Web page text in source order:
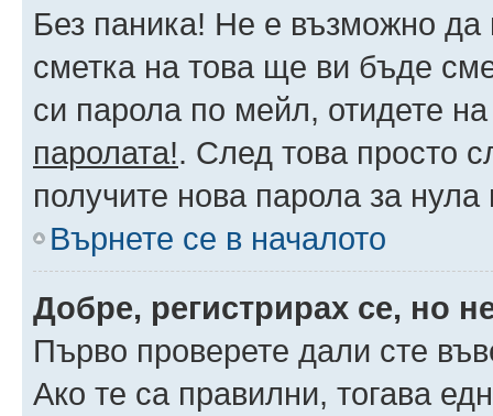
Без паника! Не е възможно да
сметка на това ще ви бъде
си парола по мейл, отидете
паролата!. След това просто
получите нова парола за
Върнете се в началото
Добре, регистрирах се, но
Първо проверете дали сте
Ако те са правилни, тогава